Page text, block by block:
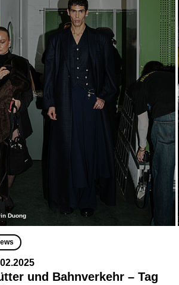
Duong
und Bahnverkehr – Tag